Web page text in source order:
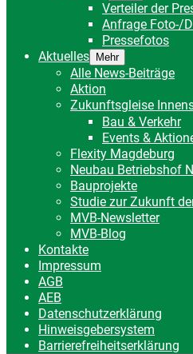
Verteiler der
Anfrage Foto-/
Pressefotos
Aktuelles
Mehr
Alle News-Beiträge
Aktion
Zukunftsgleise
Bau & Verkehr
Events &
Flexity Magdeburg
Neubau Betriebshof
Bauprojekte
Studie zur Zukunft
MVB-Newsletter
MVB-Blog
Kontakte
Impressum
AGB
AEB
Datenschutzerklärung
Hinweisgebersystem
Barrierefreiheitserklärung